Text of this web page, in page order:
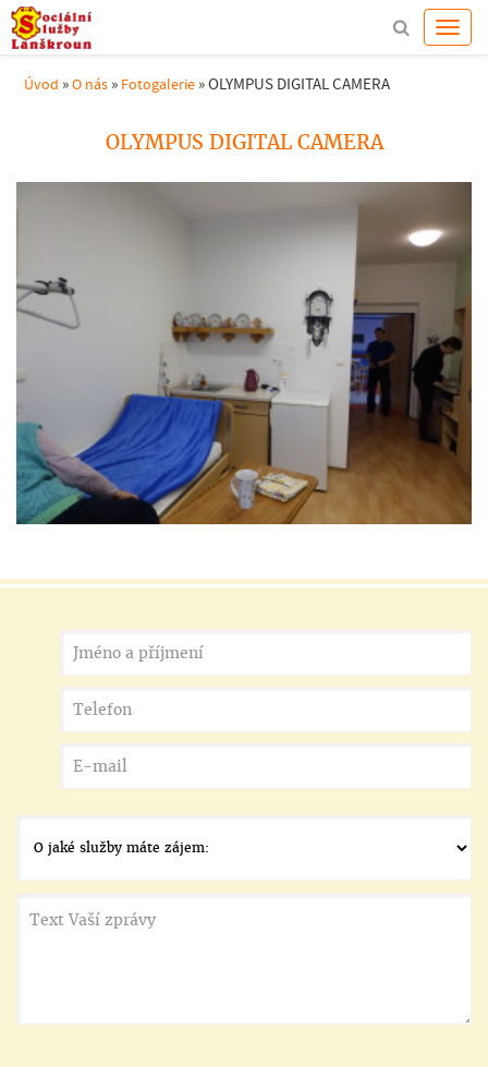
Úvod »O nás » Fotogalerie »OLYMPUS DIGITAL CAMERA
OLYMPUS DIGITAL CAMERA